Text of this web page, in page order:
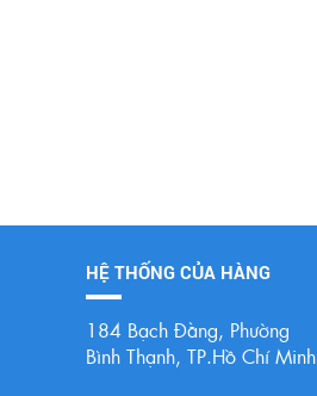
HỆ THỐNG CỦA HÀNG
184 Bạch Đằng, Phường
Bình Thạnh, TP.Hồ Chí Minh